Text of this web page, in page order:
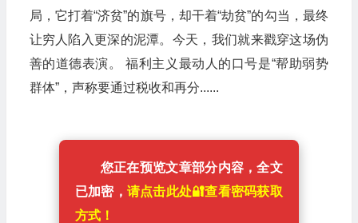
局，它打着“济贫”的旗号，却干着“劫贫”的勾当，最终
让穷人陷入更深的泥潭。今天，我们就来戳穿这场伪
善的道德表演。 福利主义最动人的口号是“帮助弱势
群体”，声称要通过税收和再分......
您正在预览文章部分内容，全文
已加密， 请点击此处🔐️查看密码获取
方式！